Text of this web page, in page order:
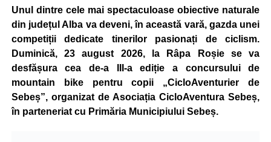
Unul dintre cele mai spectaculoase obiective naturale
din județul Alba va deveni, în această vară, gazda unei
competiții dedicate tinerilor pasionați de ciclism.
Duminică, 23 august 2026, la Râpa Roșie se va
desfășura cea de-a III-a ediție a concursului de
mountain bike pentru copii „CicloAventurier de
Sebeș”, organizat de Asociația CicloAventura Sebeș,
în parteneriat cu Primăria Municipiului Sebeș.